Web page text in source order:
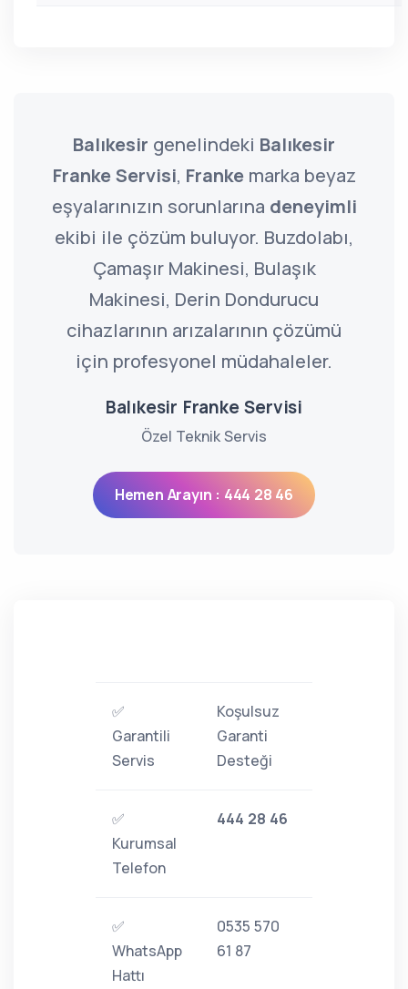
Balıkesir genelindeki Balıkesir
Franke Servisi, Frankemarka beyaz
eşyalarınızın sorunlarına deneyimli
ekibi ile çözüm buluyor. Buzdolabı,
Çamaşır Makinesi, Bulaşık
Makinesi, Derin Dondurucu
cihazlarının arızalarının çözümü
için profesyonel müdahaleler.
Balıkesir Franke Servisi
Özel Teknik Servis
Hemen Arayın : 444 28 46
✅
Garantili
Servis
Koşulsuz
Garanti
Desteği
✅
Kurumsal
Telefon
444 28 46
✅
WhatsApp
Hattı
0535 570
61 87